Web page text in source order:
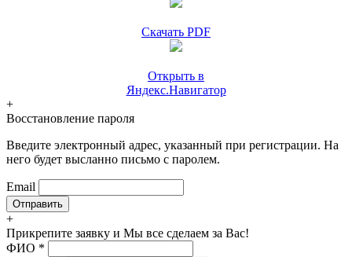
Скачать PDF
Открыть в
Яндекс.Навигатор
+
Восстановление пароля
Введите электронный адрес, указанный при регистрации. На
него будет высланно письмо с паролем.
Email
+
Прикрепите заявку и Мы все сделаем за Вас!
ФИО *